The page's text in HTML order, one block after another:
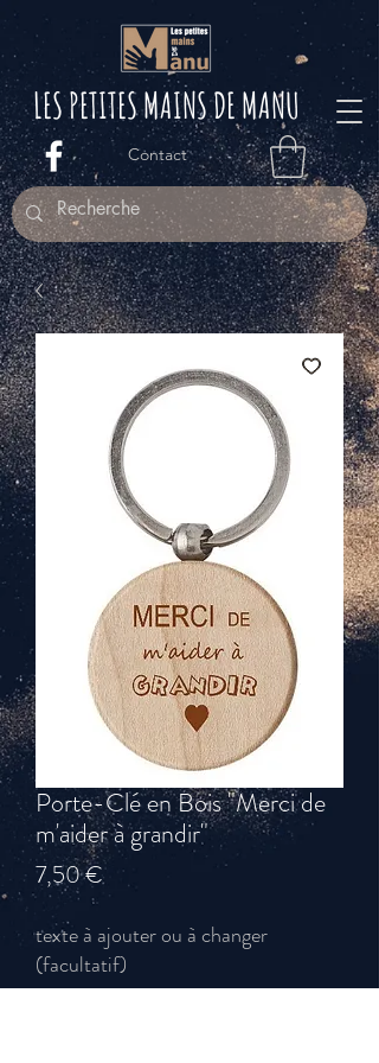
LES PETITES MAINS DE MANU
Contact
Porte-Clé en Bois "Merci de
m'aider à grandir"
7,50 €Prix
texte à ajouter ou à changer
(facultatif)